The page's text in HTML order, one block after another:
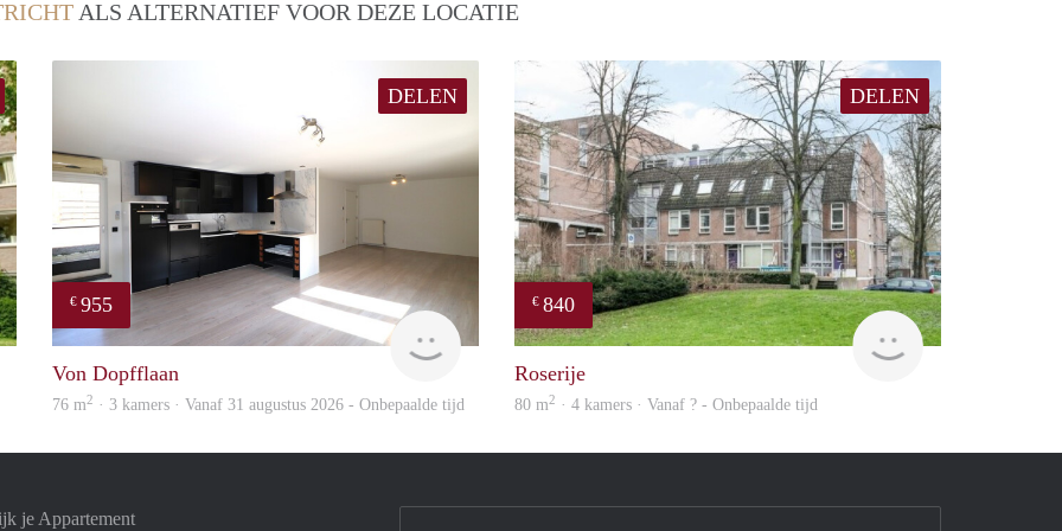
ALS ALTERNATIEF VOOR DEZE LOCATIE
Woning
DELEN
€ 955
Von Dopfflaan
76 m2 · 3 kamers · Vanaf 31 augustus 2026 - Onbepaalde tijd
DELEN
€ 840
rent
Roserije
80 m2 · 4 kamers · Vanaf ? - Onbepaalde tijd
je Appartement